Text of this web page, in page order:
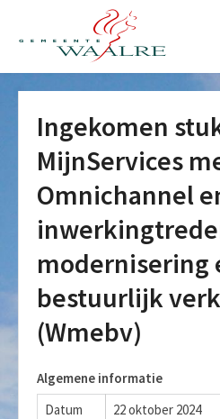
Ingekomen
MijnServices
Omnichannel
modernisering
bestuurlijk
(Wmebv)
Algemene informatie
Datum
22 oktober 2024